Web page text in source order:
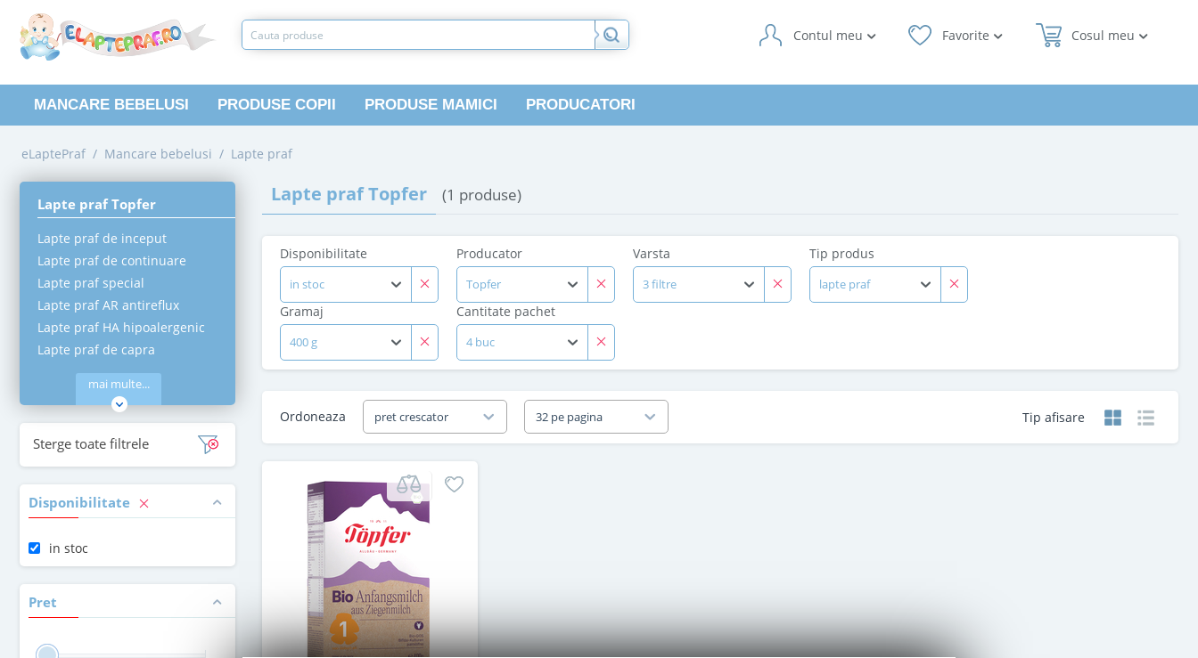
Cosul meu
Favorite
Contul meu
MANCARE BEBELUSI PRODUSE COPII PRODUSE MAMICI PRODUCATORI
eLaptePraf / Mancare bebelusi / Lapte praf
Lapte praf Topfer
Lapte praf de inceput
Lapte praf de continuare
Lapte praf special
Lapte praf AR antireflux
Lapte praf HA hipoalergenic
Lapte praf de capra
mai multe...
Sterge toate filtrele
Disponibilitate
in stoc
Pret
Lapte praf Topfer (1 produse)
Disponibilitate
in stoc
Producator
Topfer
Varsta
3 filtre
Tip produs
lapte praf
Gramaj
400 g
Cantitate pachet
4 buc
Tip afisare
Ordoneaza pret crescator 32 pe pagina